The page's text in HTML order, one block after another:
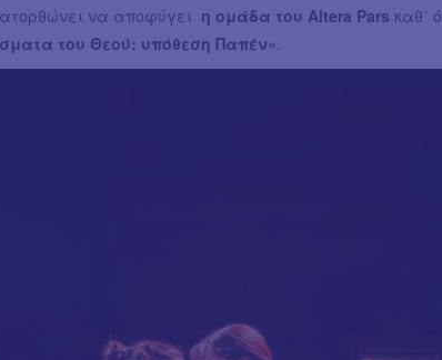
να αποφύγει η ομάδα του Altera Pars καθ΄
του Θεού: υπόθεση Παπέν»